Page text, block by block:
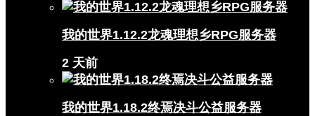
我的世界1.12.2龙魂理想乡RPG服务器
2 天前
我的世界1.18.2终焉决斗公益服务器